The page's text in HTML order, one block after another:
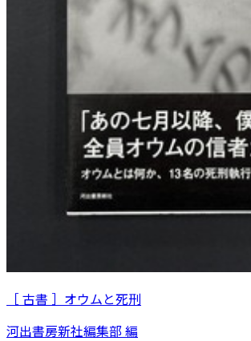
［ 古書 ］オウムと死刑
河出書房新社編集部 編